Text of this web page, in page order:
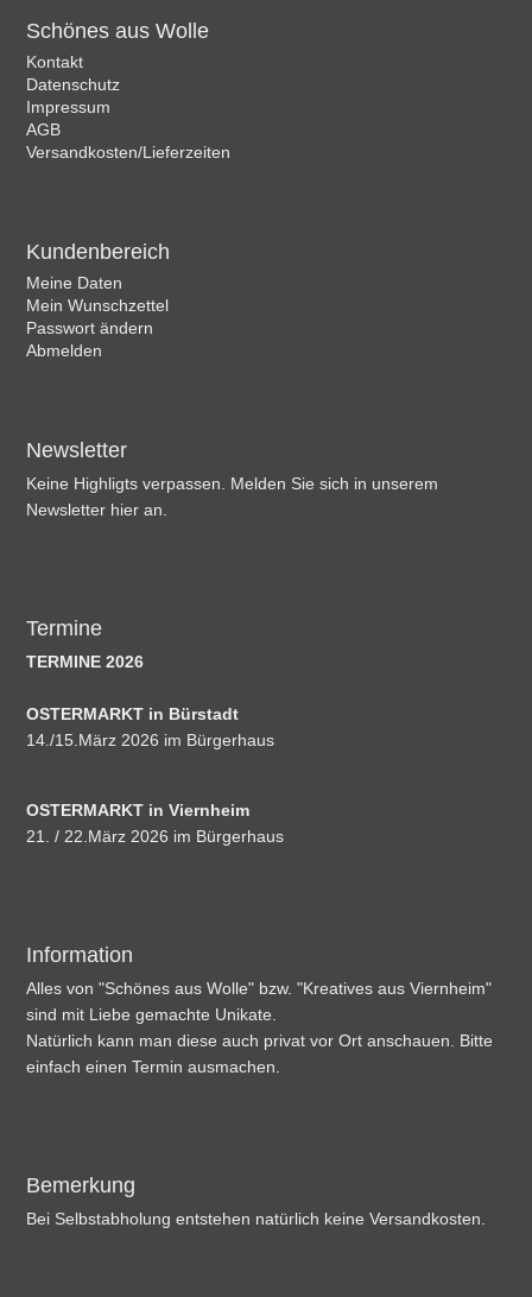
Schönes aus Wolle
Kontakt
Datenschutz
Impressum
AGB
Versandkosten/Lieferzeiten
Kundenbereich
Meine Daten
Mein Wunschzettel
Passwort ändern
Abmelden
Newsletter
Keine Highligts verpassen. Melden Sie sich in unserem
Newsletter hier an.
Termine
TERMINE 2026
OSTERMARKT in Bürstadt
14./15.März 2026 im Bürgerhaus
OSTERMARKT in Viernheim
21. / 22.März 2026 im Bürgerhaus
Information
Alles von "Schönes aus Wolle" bzw. "Kreatives aus Viernheim"
sind mit Liebe gemachte Unikate.
Natürlich kann man diese auch privat vor Ort anschauen. Bitte
einfach einen Termin ausmachen.
Bemerkung
Bei Selbstabholung entstehen natürlich keine Versandkosten.